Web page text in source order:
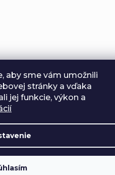
aby sme vám umožnili
stránky a vďaka
jej funkcie, výkon a